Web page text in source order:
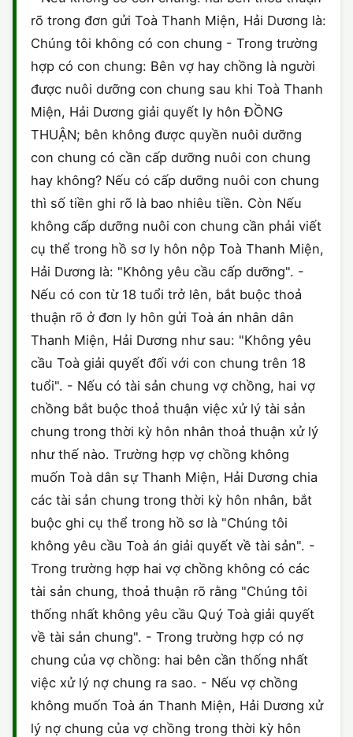
HÔN NHÂN VÀ GIA ĐÌNH
LAO ĐỘNG
SỞ HỮU TRÍ TUỆ
THUẾ - BẢO HIỂM
GIẤY PHÉP CON
HÀNH CHÍNH
HÌNH SỰ
HÔN NHÂN - GIA ĐÌNH
LAO ĐỘNG
SỞ HỮU TRÍ TUỆ
THỪA KẾ - DI CHÚC
THUẾ VÀ KẾ TOÁN
ĐĂNG KÝ XE
HÀNH CHÍNH
DOANH NGHIỆP
HỘ KINH DOANH
SỞ HỮU TRÍ TUỆ
LÝ LỊCH TƯ PHÁP
TRÍCH LỤC HỘ TỊCH
CÔNG BỐ SẢN PHẨM
GIẤY PHÉP LAO ĐỘNG
CHỨNG NHẬN HACCP
ĐẤT ĐAI
HÌNH SỰ
HỢP ĐỒNG
TỐ TỤNG
KHÁC
rõ trong đơn gửi Toà Thanh Miện, Hải Dương là:
Chúng tôi không có con chung - Trong trường
hợp có con chung: Bên vợ hay chồng là người
được nuôi dưỡng con chung sau khi Toà Thanh
Miện, Hải Dương giải quyết ly hôn ĐỒNG
THUẬN; bên không được quyền nuôi dưỡng
con chung có cần cấp dưỡng nuôi con chung
hay không? Nếu có cấp dưỡng nuôi con chung
thì số tiền ghi rõ là bao nhiêu tiền. Còn Nếu
không cấp dưỡng nuôi con chung cần phải viết
cụ thể trong hồ sơ ly hôn nộp Toà Thanh Miện,
Hải Dương là: "Không yêu cầu cấp dưỡng". -
Nếu có con từ 18 tuổi trở lên, bắt buộc thoả
thuận rõ ở đơn ly hôn gửi Toà án nhân dân
Thanh Miện, Hải Dương như sau: "Không yêu
cầu Toà giải quyết đối với con chung trên 18
tuổi". - Nếu có tài sản chung vợ chồng, hai vợ
chồng bắt buộc thoả thuận việc xử lý tài sản
chung trong thời kỳ hôn nhân thoả thuận xử lý
như thế nào. Trường hợp vợ chồng không
muốn Toà dân sự Thanh Miện, Hải Dương chia
các tài sản chung trong thời kỳ hôn nhân, bắt
buộc ghi cụ thể trong hồ sơ là "Chúng tôi
không yêu cầu Toà án giải quyết về tài sản". -
Trong trường hợp hai vợ chồng không có các
tài sản chung, thoả thuận rõ rằng "Chúng tôi
thống nhất không yêu cầu Quý Toà giải quyết
về tài sản chung". - Trong trường hợp có nợ
chung của vợ chồng: hai bên cần thống nhất
việc xử lý nợ chung ra sao. - Nếu vợ chồng
không muốn Toà án Thanh Miện, Hải Dương xử
lý nợ chung của vợ chồng trong thời kỳ hôn